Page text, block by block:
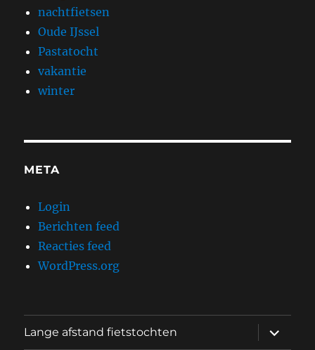
nachtfietsen
Oude IJssel
Pastatocht
vakantie
winter
META
Login
Berichten feed
Reacties feed
WordPress.org
Lange afstand fietstochten